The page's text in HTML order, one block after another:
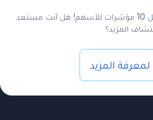
استكشف أكثر من مجرد أفضل 10 مؤشرات للأسهم! هل أنت مستعد
المزيد؟
المزيد